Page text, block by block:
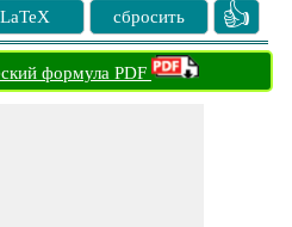
LaTeX сбросить 👍
формула PDF